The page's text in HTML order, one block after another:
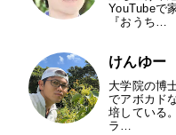
YouTubeで
『おうち…
けんゆー
大学院の博
でアボカド
培している
ラ…